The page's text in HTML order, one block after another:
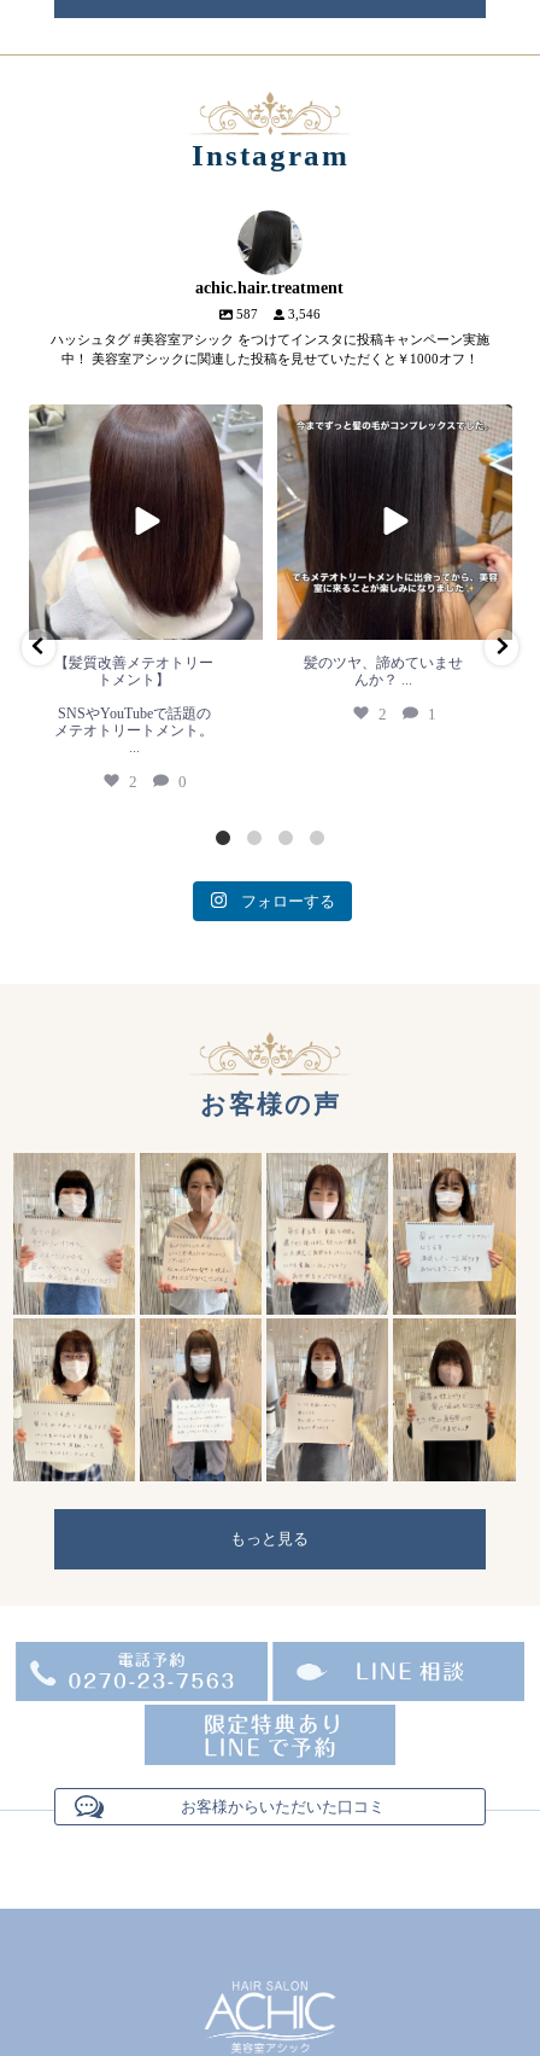
Instagram
achic.hair.treatment
587
3,546
ハッシュタグ #美容室アシック をつけてインスタに投稿キャンペーン実施
中！ 美容室アシックに関連した投稿を見せていただくと￥1000オフ！
【髪質改善メテオトリートメン
SNSやYouTubeで話題のメテオト
リートメント。
2 0
【髪質改善メテオトリー
トメント】
SNSやYouTubeで話題の
メテオトリートメント。
2 0
髪のツヤ、諦めていません
1
髪のツヤ、諦めていませ
んか？
2 1
フォローする
お客様の声
もっと見る
お客様からいただいた口コミ